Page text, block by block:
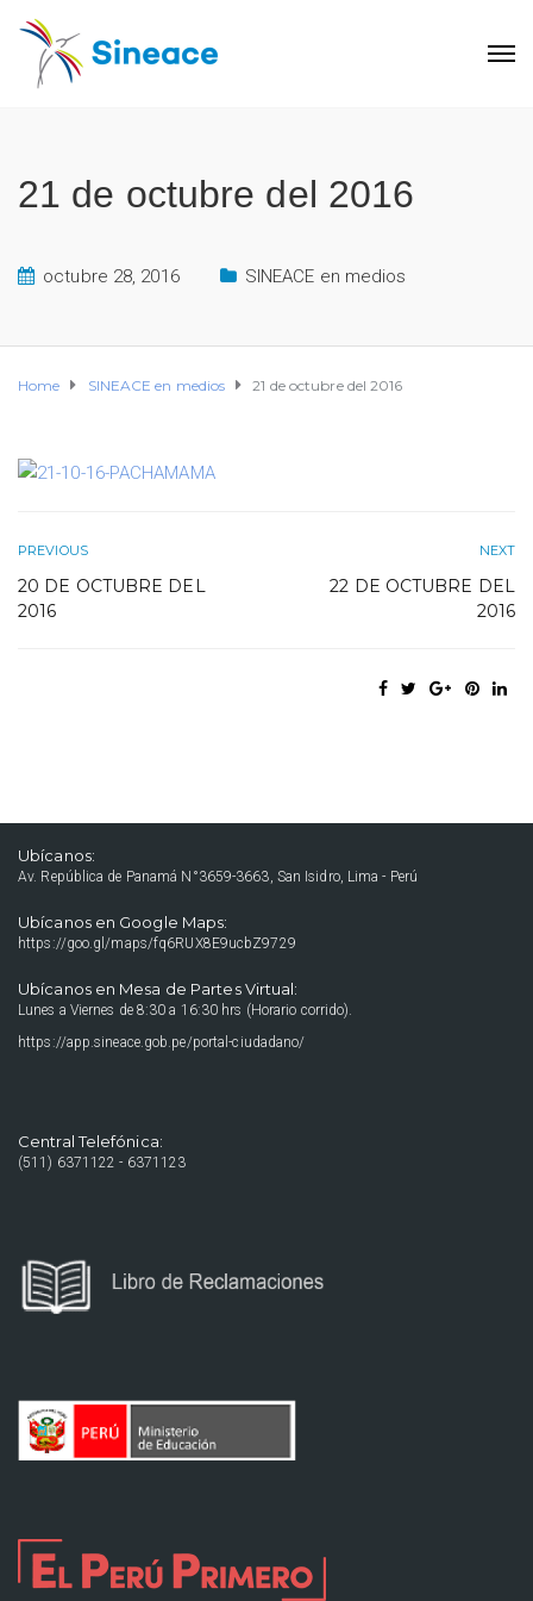
21 de octubre del 2016
octubre 28, 2016 SINEACE en medios
Home SINEACE en medios 21 de octubre del 2016
PREVIOUS
20 DE OCTUBRE DEL
2016
NEXT
22 DE OCTUBRE DEL
2016
Ubícanos:
Av. República de Panamá N°3659-3663, San Isidro, Lima - Perú
Ubícanos en Google Maps:
https://goo.gl/maps/fq6RUX8E9ucbZ9729
Ubícanos en Mesa de Partes Virtual:
Lunes a Viernes de 8:30 a 16:30 hrs (Horario corrido).
https://app.sineace.gob.pe/portal-ciudadano/
Central Telefónica:
(511) 6371122 - 6371123